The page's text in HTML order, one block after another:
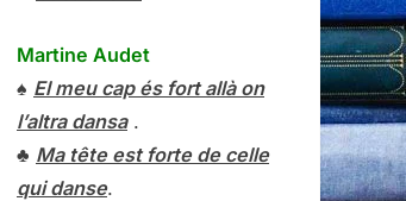
Martine Audet
♠ El meu cap és fort allà on
l’altra dansa.
♣ Ma tête est forte de celle
qui danse.